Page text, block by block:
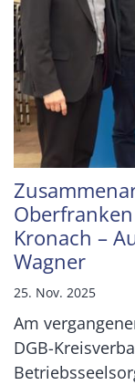
Kronach –
Wagner
25. Nov. 2025
Am
DGB-